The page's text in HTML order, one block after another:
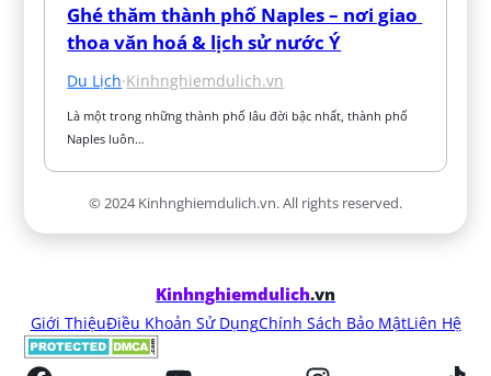
Ghé thăm thành phố Naples – nơi giao
thoa văn hoá & lịch sử nước Ý
Du Lịch·Kinhnghiemdulich.vn
Là một trong những thành phố lâu đời bậc nhất, thành phố
Naples luôn…
© 2024 Kinhnghiemdulich.vn. All rights reserved.
Kinhnghiemdulich.vn
Giới ThiệuĐiều Khoản Sử DụngChính Sách Bảo MậtLiên Hệ